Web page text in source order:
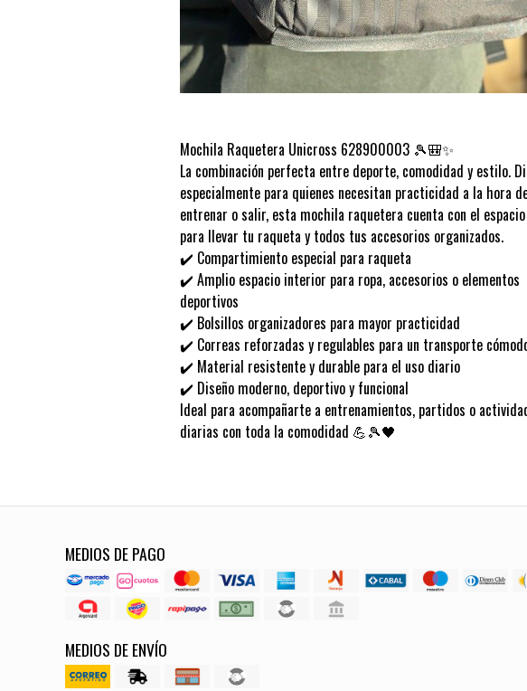
Mochila Raquetera Unicross 628900003 🎾🎒✨
La combinación perfecta entre deporte, comodidad y estilo.
especialmente para quienes necesitan practicidad a la hora
entrenar o salir, esta mochila raquetera cuenta con el
para llevar tu raqueta y todos tus accesorios organizados.
✔️ Compartimiento especial para raqueta
✔️ Amplio espacio interior para ropa, accesorios o elementos
deportivos
✔️ Bolsillos organizadores para mayor practicidad
✔️ Correas reforzadas y regulables para un transporte
✔️ Material resistente y durable para el uso diario
✔️ Diseño moderno, deportivo y funcional
Ideal para acompañarte a entrenamientos, partidos o
diarias con toda la comodidad 💪🎾🖤
MEDIOS DE PAGO
MEDIOS DE ENVÍO